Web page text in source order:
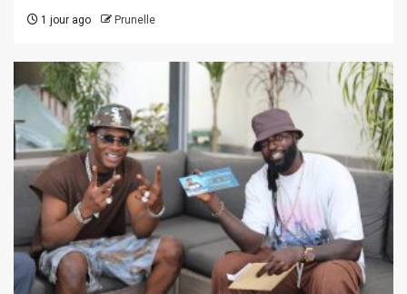
1 jour ago Prunelle